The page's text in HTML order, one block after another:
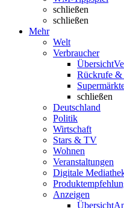
schließen
schließen
Mehr
Welt
Verbraucher
Übersicht
Rückrufe &
schließen
Deutschland
Politik
Wirtschaft
Stars & TV
Wohnen
Veranstaltungen
Digitale
Anzeigen
Übersicht